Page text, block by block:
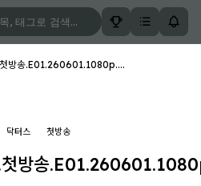
첫방송.E01.260601.1080p....
닥터스 첫방송
.첫방송